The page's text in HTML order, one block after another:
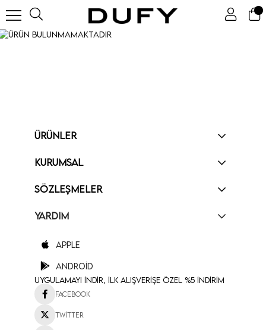
ÜRÜNLER
KURUMSAL
SÖZLEŞMELER
YARDIM
Apple
Android
Uygulamayı İndir, İlk Alışverişe Özel %5 İndirim
Facebook
Twitter